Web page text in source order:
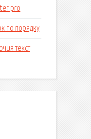
pro
по порядку
текст